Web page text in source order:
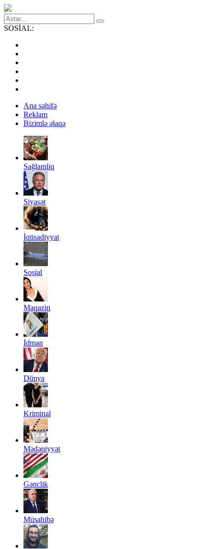
SOSİAL:
Ana səhifə
Reklam
Bizimlə əlaqə
Sağlamliq
Siyasət
İqtisadiyyat
Sosial
Maqazin
İdman
Dünya
Kriminal
Mədəniyyət
Gənclik
Müsahibə